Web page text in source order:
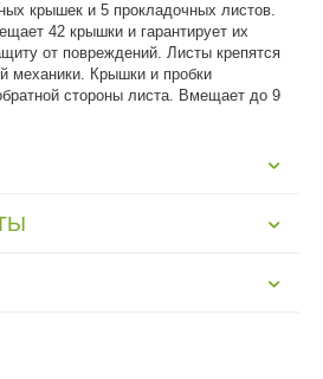
крышек и 5 прокладочных листов.
42 крышки и гарантирует их
от повреждений. Листы крепятся
механики. Крышки и пробки
стороны листа. Вмещает до 9